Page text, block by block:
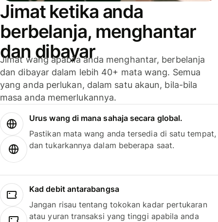
Jimat ketika anda
berbelanja, menghantar
dan dibayar
Jimat wang apabila anda menghantar, berbelanja
dan dibayar dalam lebih 40+ mata wang. Semua
yang anda perlukan, dalam satu akaun, bila-bila
masa anda memerlukannya.
Urus wang di mana sahaja secara global.
Pastikan mata wang anda tersedia di satu tempat,
dan tukarkannya dalam beberapa saat.
Kad debit antarabangsa
Jangan risau tentang tokokan kadar pertukaran
atau yuran transaksi yang tinggi apabila anda